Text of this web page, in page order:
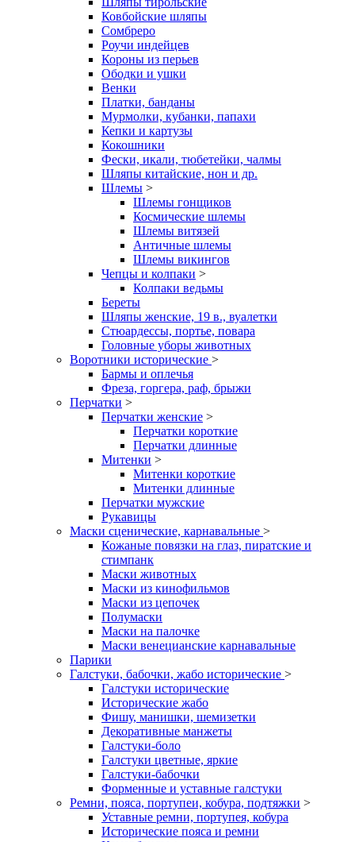
Ковбойские шляпы
Сомбреро
Роучи индейцев
Короны из перьев
Ободки и ушки
Венки
Платки, банданы
Мурмолки, кубанки, папахи
Кепки и картузы
Кокошники
Фески, икали, тюбетейки, чалмы
Шляпы китайские, нон и др.
Шлемы >
Шлемы гонщиков
Космические шлемы
Шлемы витязей
Античные шлемы
Шлемы викингов
Чепцы и колпаки >
Колпаки ведьмы
Береты
Шляпы женские, 19 в., вуалетки
Стюардессы, портье, повара
Головные уборы животных
Воротники исторические >
Бармы и оплечья
Фреза, горгера, раф, брыжи
Перчатки >
Перчатки женские >
Перчатки короткие
Перчатки длинные
Митенки >
Митенки короткие
Митенки длинные
Перчатки мужские
Рукавицы
Маски сценические, карнавальные >
Кожаные повязки на глаз, пиратские и
стимпанк
Маски животных
Маски из кинофильмов
Маски из цепочек
Полумаски
Маски на палочке
Маски венецианские карнавальные
Парики
Галстуки, бабочки, жабо исторические >
Галстуки исторические
Исторические жабо
Фишу, манишки, шемизетки
Декоративные манжеты
Галстуки-боло
Галстуки цветные, яркие
Галстуки-бабочки
Форменные и уставные галстуки
Ремни, пояса, портупеи, кобура, подтяжки >
Уставные ремни, портупея, кобура
Исторические пояса и ремни